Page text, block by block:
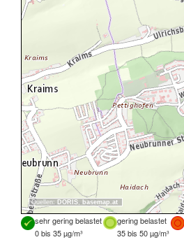
Quellen: DORIS, basemap.at
sehr gering belastet gering belastet
0 bis 35 µg/m³
35 bis 50 µg/m³